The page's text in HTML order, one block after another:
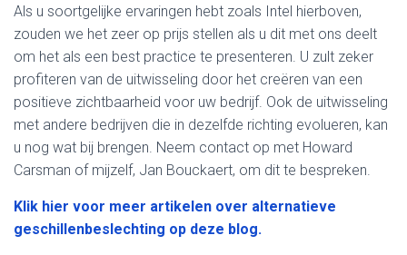
Als u soortgelijke ervaringen hebt zoals Intel hierboven,
zouden we het zeer op prijs stellen als u dit met ons deelt
om het als een best practice te presenteren. U zult zeker
profiteren van de uitwisseling door het creëren van een
positieve zichtbaarheid voor uw bedrijf. Ook de uitwisseling
met andere bedrijven die in dezelfde richting evolueren, kan
u nog wat bij brengen. Neem contact op met Howard
Carsman of mijzelf, Jan Bouckaert, om dit te bespreken.
Klik hier voor meer artikelen over alternatieve
geschillenbeslechting op deze blog.